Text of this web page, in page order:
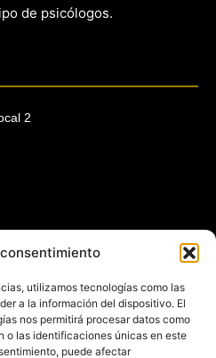
utilizamos tecnologías como las
a la información del dispositivo. El
nos permitirá procesar datos como
o las identificaciones únicas en este
puede afectar
de psicólogos.
2